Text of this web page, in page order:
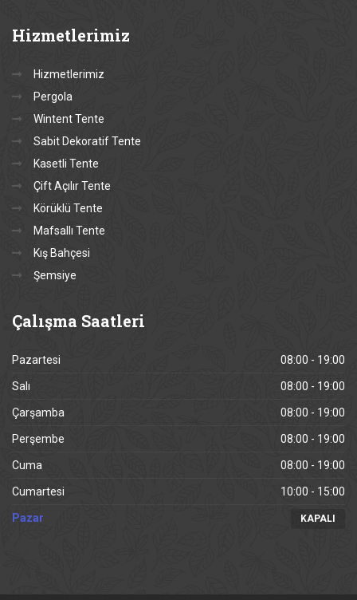
Hizmetlerimiz
Hizmetlerimiz
Pergola
Wintent Tente
Sabit Dekoratif Tente
Kasetli Tente
Çift Açılır Tente
Körüklü Tente
Mafsallı Tente
Kış Bahçesi
Şemsiye
Çalışma Saatleri
Pazartesi 08:00 - 19:00
Salı 08:00 - 19:00
Çarşamba 08:00 - 19:00
Perşembe 08:00 - 19:00
Cuma 08:00 - 19:00
Cumartesi 10:00 - 15:00
Pazar KAPALI